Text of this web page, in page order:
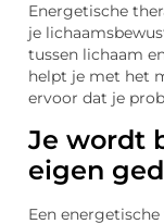
Energetische
je
tussen lichaam
helpt je met het
ervoor dat je
Je wordt
eigen
Een